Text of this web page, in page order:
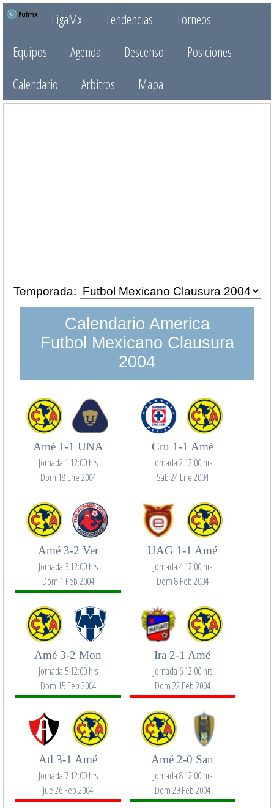
LigaMx Tendencias
Torneos
Equipos
Agenda Descenso
Posiciones
Calendario
Arbitros Mapa
Temporada:
Calendario America
Futbol Mexicano Clausura
2004
Amé 1-1 UNA
Jornada 1 12:00 hrs
Dom 18 Ene 2004
Cru 1-1 Amé
Jornada 2 12:00 hrs
Sab 24 Ene 2004
Amé 3-2 Ver
Jornada 3 12:00 hrs
Dom 1 Feb 2004
UAG 1-1 Amé
Jornada 4 12:00 hrs
Dom 8 Feb 2004
Amé 3-2 Mon
Jornada 5 12:00 hrs
Dom 15 Feb 2004
Ira 2-1 Amé
Jornada 6 12:00 hrs
Dom 22 Feb 2004
Atl 3-1 Amé
Jornada 7 12:00 hrs
Jue 26 Feb 2004
Amé 2-0 San
Jornada 8 12:00 hrs
Dom 29 Feb 2004